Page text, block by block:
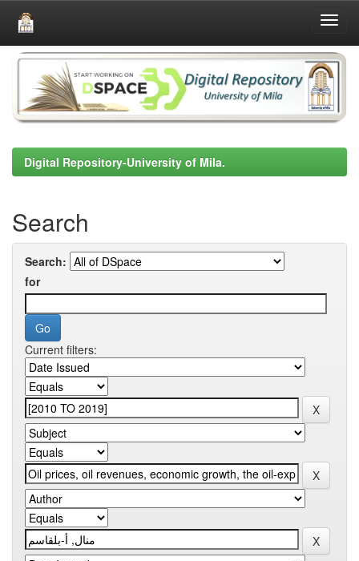
Skip
navigation
Digital Repository-University of Mila.
Search
Search:
for
Current filters: